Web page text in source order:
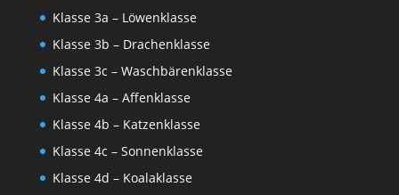
Klasse 3a – Löwenklasse
Klasse 3b – Drachenklasse
Klasse 3c – Waschbärenklasse
Klasse 4a – Affenklasse
Klasse 4b – Katzenklasse
Klasse 4c – Sonnenklasse
Klasse 4d – Koalaklasse